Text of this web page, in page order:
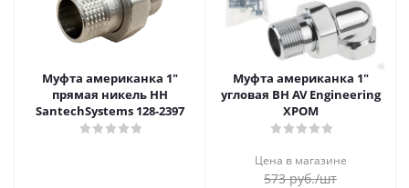
Муфта американка 1"
прямая никель НН
SantechSystems 128-2397
Муфта американка 1"
угловая ВН AV Engineering
ХРОМ
Цена в магазине
573руб./шт